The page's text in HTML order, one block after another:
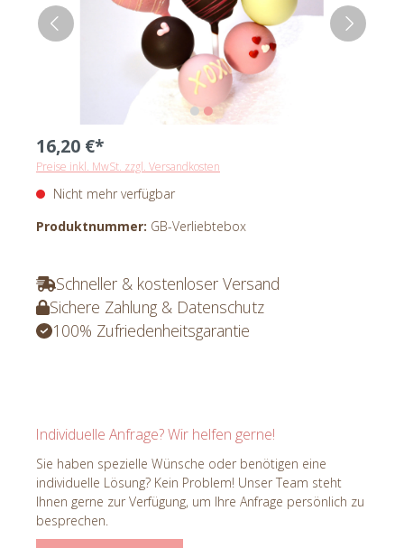
16,20 €*
Preise inkl. MwSt. zzgl. Versandkosten
Nicht mehr verfügbar
Produktnummer: GB-Verliebtebox
Schneller & kostenloser Versand
Sichere Zahlung & Datenschutz
100% Zufriedenheitsgarantie
Individuelle Anfrage? Wir helfen gerne!
Sie haben spezielle Wünsche oder benötigen eine
individuelle Lösung? Kein Problem! Unser Team steht
Ihnen gerne zur Verfügung, um Ihre Anfrage persönlich zu
besprechen.